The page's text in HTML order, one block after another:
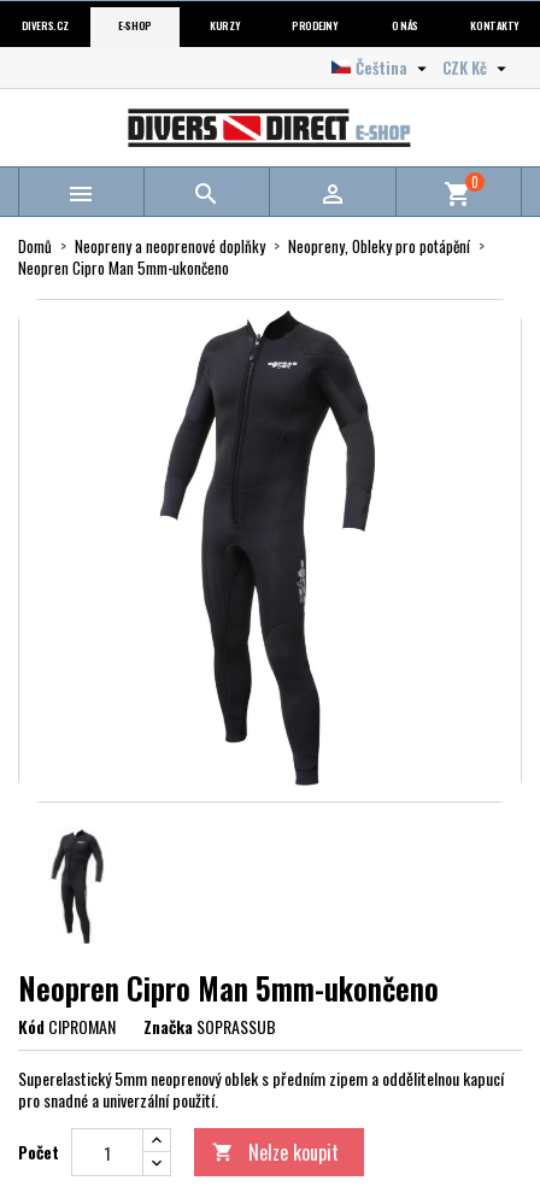
DIVERS.CZ E-SHOP KURZY PRODEJNY O NÁS KONTAKTY
CZK Kč 
Čeština 
   shopping_cart0
Domů Neopreny a neoprenové doplňky
Neopreny, Obleky pro potápění
Neopren Cipro Man 5mm-ukončeno
Neopren Cipro Man 5mm-ukončeno
KódCIPROMAN ZnačkaSOPRASSUB
Superelastický 5mm neoprenový oblek s předním zipem a oddělitelnou kapucí
pro snadné a univerzální použití.
Počet  Nelze koupit